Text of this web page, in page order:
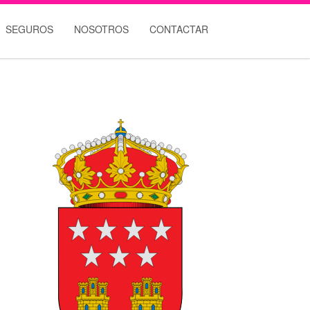
SEGUROS NOSOTROS CONTACTAR